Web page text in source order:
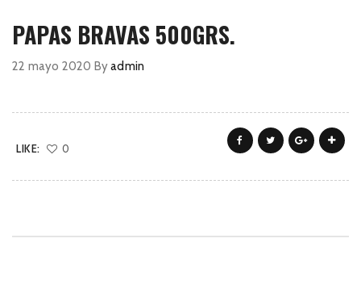
PAPAS BRAVAS 500GRS.
22 mayo 2020 Byadmin
LIKE: 0